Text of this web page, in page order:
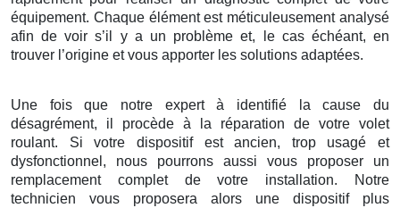
équipement. Chaque élément est méticuleusement analysé
afin de voir s’il y a un problème et, le cas échéant, en
trouver l’origine et vous apporter les solutions adaptées.
Une fois que notre expert à identifié la cause du
désagrément, il procède à la réparation de votre volet
roulant. Si votre dispositif est ancien, trop usagé et
dysfonctionnel, nous pourrons aussi vous proposer un
remplacement complet de votre installation. Notre
technicien vous proposera alors une dispositif plus